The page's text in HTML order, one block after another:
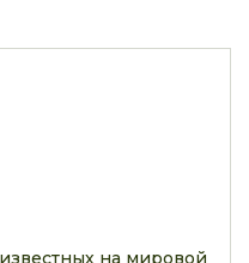
на мировой